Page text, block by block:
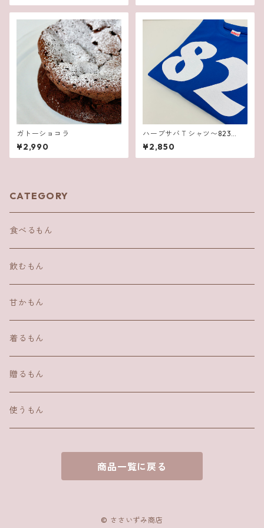
ガトーショコラ
¥2,990
ハーブサバＴシャツ〜823
8〜 ロイヤルブルー
¥2,850
CATEGORY
食べるもん
飲むもん
甘かもん
着るもん
贈るもん
使うもん
商品一覧に戻る
© ささいずみ商店